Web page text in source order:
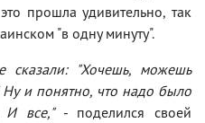
прошла удивительно, так
"в одну минуту".
"Хочешь, можешь
Ну и понятно, что надо было
И все," - поделился своей